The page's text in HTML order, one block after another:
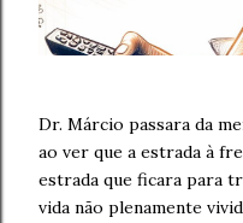
Dr. Márcio passara da
ao ver que a estrada à
estrada que ficara para
vida não plenamente